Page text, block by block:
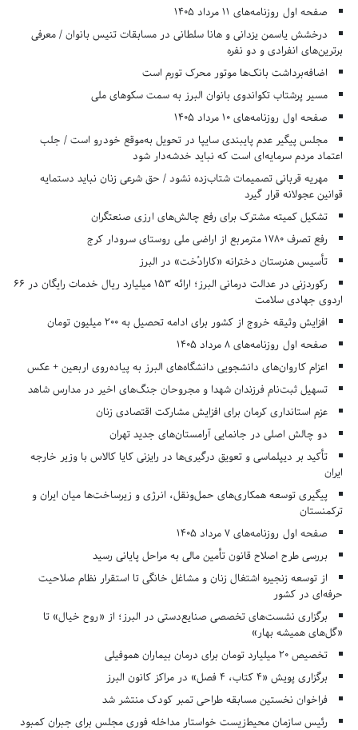
صفحه اول روزنامه‌های 11 مرداد 1405
درخشش یاسمن یزدانی و هانا سلطانی در مسابقات تنیس بانوان / معرفی
برترین‌های انفرادی و دو نفره
اضافه‌برداشت بانک‌ها موتور محرک تورم است
مسیر پرشتاب تکواندوی بانوان البرز به سمت سکوهای ملی
صفحه اول روزنامه‌های 10 مرداد 1405
مجلس پیگیر عدم پایبندی سایپا در تحویل به‌موقع خودرو است / جلب
اعتماد مردم سرمایه‌ای است که نباید خدشه‌دار شود
مهریه قربانی تصمیمات شتاب‌زده نشود / حق شرعی زنان نباید دستمایه
قوانین عجولانه قرار گیرد
تشکیل کمیته مشترک برای رفع چالش‌های ارزی صنعتگران
رفع تصرف ۱۷۸۰ مترمربع از اراضی ملی روستای سرودار کرج
تأسیس هنرستان دخترانه «کارادُخت» در البرز
رکوردزنی در عدالت درمانی البرز؛ ارائه ۱۵۳ میلیارد ریال خدمات رایگان در ۶۶
اردوی جهادی سلامت
افزایش وثیقه خروج از کشور برای ادامه تحصیل به ۲۰۰ میلیون تومان
صفحه اول روزنامه‌های 8 مرداد 1405
اعزام کاروان‌های دانشجویی دانشگاه‌های البرز به پیاده‌روی اربعین + عکس
تسهیل ثبت‌نام فرزندان شهدا و مجروحان جنگ‌های اخیر در مدارس شاهد
عزم استانداری کرمان برای افزایش مشارکت اقتصادی زنان
دو چالش اصلی در جانمایی آرامستان‌های جدید تهران
تأکید بر دیپلماسی و تعویق درگیری‌ها در رایزنی کایا کالاس با وزیر خارجه
ایران
پیگیری توسعه همکاری‌های حمل‌ونقل، انرژی و زیرساخت‌ها میان ایران و
ترکمنستان
صفحه اول روزنامه‌های 7 مرداد 1405
بررسی طرح اصلاح قانون تأمین مالی به مراحل پایانی رسید
از توسعه زنجیره اشتغال زنان و مشاغل خانگی تا استقرار نظام صلاحیت
حرفه‌ای در کشور
برگزاری نشست‌های تخصصی صنایع‌دستی در البرز؛ از «روح خیال» تا
«گل‌های همیشه بهار»
تخصیص ۲۰ میلیارد تومان برای درمان بیماران هموفیلی
برگزاری پویش «۴ کتاب، ۴ فصل» در مراکز کانون البرز
فراخوان نخستین مسابقه طراحی تمبر کودک منتشر شد
رئیس سازمان محیط‌زیست خواستار مداخله فوری مجلس برای جبران کمبود